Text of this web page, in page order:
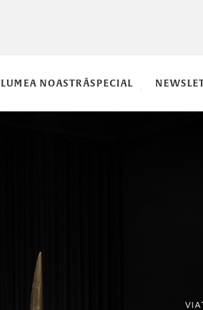
LUMEA NOASTRĂSPECIAL